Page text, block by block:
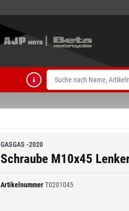
GASGAS -2020
Schraube M10x45
ArtikelnummerT0201045